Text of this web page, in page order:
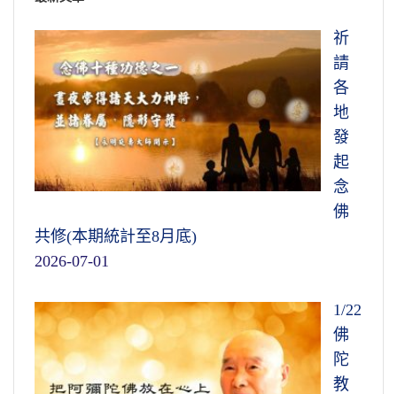
祈
請
各
地
發
起
念
佛
共修(本期統計至8月底)
2026-07-01
1/22
佛
陀
教